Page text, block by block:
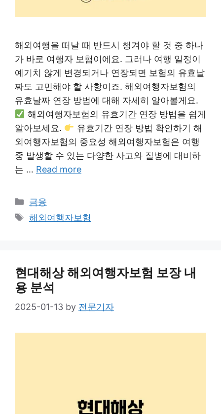
해외여행을 떠날 때 반드시 챙겨야 할 것 중 하나
가 바로 여행자 보험이에요. 그러나 여행 일정이
예기치 않게 변경되거나 연장되면 보험의 유효날
짜도 고민해야 할 사항이죠. 해외여행자보험의
유효날짜 연장 방법에 대해 자세히 알아볼게요.
해외여행자보험의 유효기간 연장 방법을 쉽게
알아보세요.
유효기간 연장 방법 확인하기 해
외여행자보험의 중요성 해외여행자보험은 여행
중 발생할 수 있는 다양한 사고와 질병에 대비하
는 … Read more
Categories
금융
Tags
해외여행자보험
현대해상 해외여행자보험 보장 내
용 분석
2025-01-13 by 전문기자